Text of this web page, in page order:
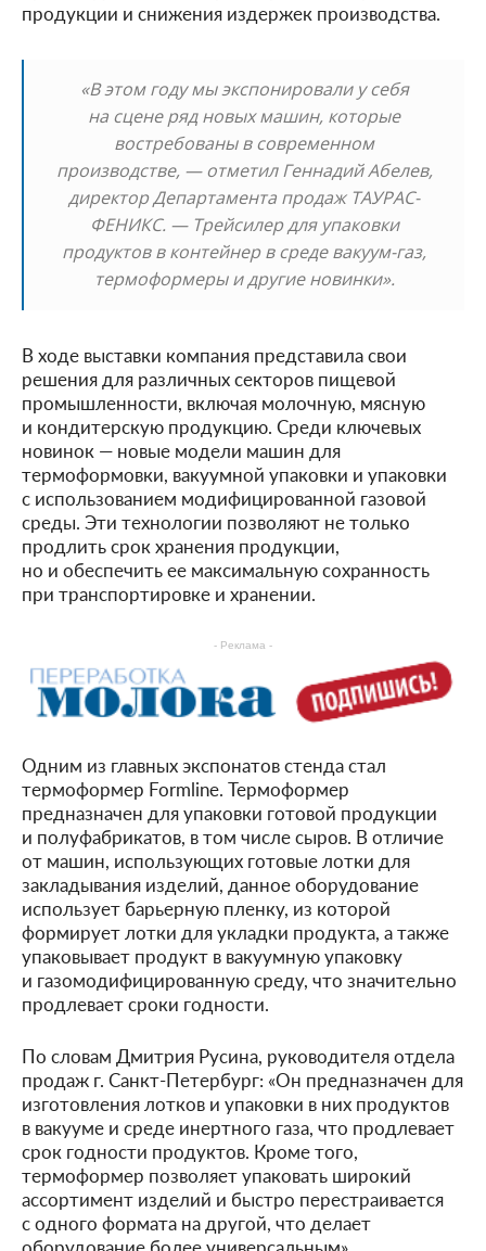
продукции и снижения издержек производства.
«В этом году мы экспонировали у себя
на сцене ряд новых машин, которые
востребованы в современном
производстве, — отметил Геннадий Абелев,
директор Департамента продаж ТАУРАС-
ФЕНИКС. — Трейсилер для упаковки
продуктов в контейнер в среде вакуум-газ,
термоформеры и другие новинки».
В ходе выставки компания представила свои
решения для различных секторов пищевой
промышленности, включая молочную, мясную
и кондитерскую продукцию. Среди ключевых
новинок — новые модели машин для
термоформовки, вакуумной упаковки и упаковки
с использованием модифицированной газовой
среды. Эти технологии позволяют не только
продлить срок хранения продукции,
но и обеспечить ее максимальную сохранность
при транспортировке и хранении.
- Реклама -
Одним из главных экспонатов стенда стал
термоформер Formline. Термоформер
предназначен для упаковки готовой продукции
и полуфабрикатов, в том числе сыров. В отличие
от машин, использующих готовые лотки для
закладывания изделий, данное оборудование
использует барьерную пленку, из которой
формирует лотки для укладки продукта, а также
упаковывает продукт в вакуумную упаковку
и газомодифицированную среду, что значительно
продлевает сроки годности.
По словам Дмитрия Русина, руководителя отдела
продаж г. Санкт-Петербург: «Он предназначен для
изготовления лотков и упаковки в них продуктов
в вакууме и среде инертного газа, что продлевает
срок годности продуктов. Кроме того,
термоформер позволяет упаковать широкий
ассортимент изделий и быстро перестраивается
с одного формата на другой, что делает